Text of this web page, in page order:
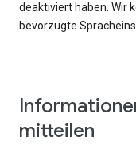
deaktiviert haben. Wir
bevorzugte
mitteilen